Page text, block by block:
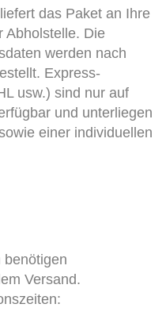
das Paket an Ihre
Abholstelle. Die
werden nach
Express-
usw.) sind nur auf
und unterliegen
einer individuellen
benötigen
Versand.